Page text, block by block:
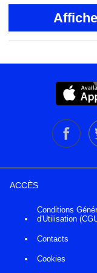
ACCÈS
Conditions
d'Utilisation
Contacts
Cookies